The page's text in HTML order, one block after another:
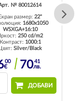
№ 80012614
Екран размер: 22"
1680x1050
WSXGA+16:10
250 cd/m2
Контраст: 1000:1
Цвят: Silver/Black
00
€ 7041
лв.
ДОБАВИ